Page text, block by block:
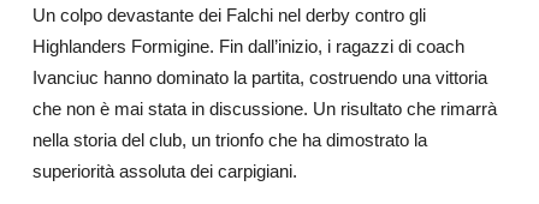
Un colpo devastante dei Falchi nel derby contro gli
Highlanders Formigine. Fin dall’inizio, i ragazzi di coach
Ivanciuc hanno dominato la partita, costruendo una vittoria
che non è mai stata in discussione. Un risultato che rimarrà
nella storia del club, un trionfo che ha dimostrato la
superiorità assoluta dei carpigiani.